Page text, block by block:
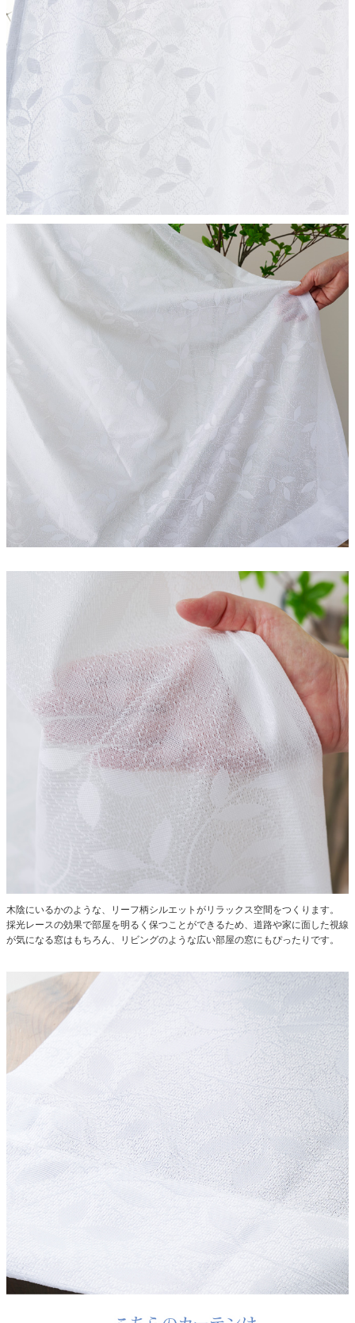
木陰にいるかのような、リーフ柄シルエットがリラックス空間をつくります。
採光レースの効果で部屋を明るく保つことができるため、道路や家に面した視線
が気になる窓はもちろん、リビングのような広い部屋の窓にもぴったりです。